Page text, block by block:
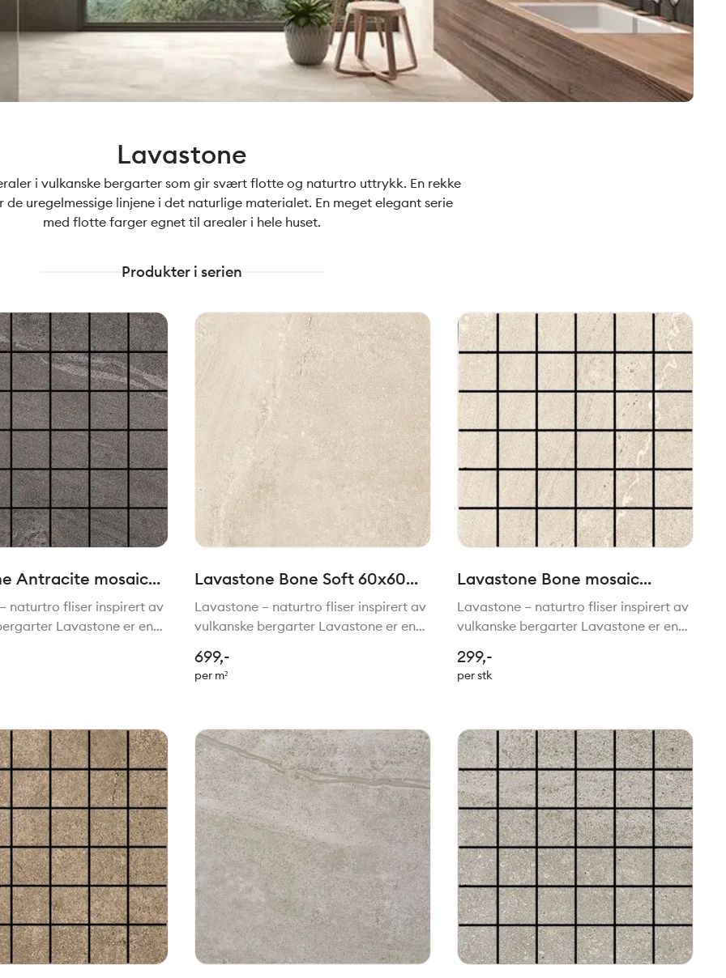
Lavastone
i vulkanske bergarter som gir svært flotte og naturtro uttrykk. En rekke
de uregelmessige linjene i det naturlige materialet. En meget elegant serie
med flotte farger egnet til arealer i hele huset.
Produkter i serien
Antracite mosaic
cm
naturtro fliser inspirert av
Lavastone er en
Serien har et
uttrykk, der
Lavastone Bone Soft 60x60
cm
Lavastone – naturtro fliser inspirert av
vulkanske bergarter Lavastone er en
i vulkanske bergarter. Serien har et
naturlig og levende uttrykk, der
699,-
per m²
Lavastone Bone mosaic
5x5/30x30 cm
Lavastone – naturtro fliser inspirert av
vulkanske bergarter Lavastone er en
i vulkanske bergarter. Serien har et
naturlig og levende uttrykk, der
299,-
per stk